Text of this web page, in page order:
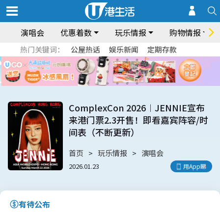
演唱会 优惠着数 玩乐情报 购物情报
热门关键词： 公屋热话 娱乐新闻 定期存款
ComplexCon 2026︱JENNIE宣布
来港门票2.3开售！即看嘉宾阵容/时
间表（不断更新）
首页 玩乐情报 演唱会
2026.01.23 用App睇
有待公布